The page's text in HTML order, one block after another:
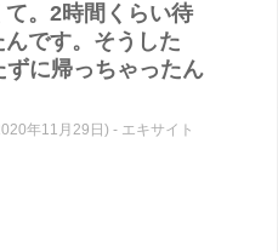
て。2時間くらい待
です。そうした
に帰っちゃったん
年11月29日) - エキサイト